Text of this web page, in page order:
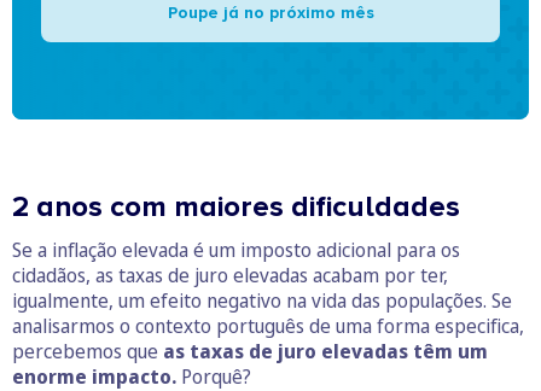
Poupe já no próximo mês
2 anos com maiores dificuldades
Se a inflação elevada é um imposto adicional para os
cidadãos, as taxas de juro elevadas acabam por ter,
igualmente, um efeito negativo na vida das populações. Se
analisarmos o contexto português de uma forma especifica,
percebemos que as taxas de juro elevadas têm um
enorme impacto. Porquê?